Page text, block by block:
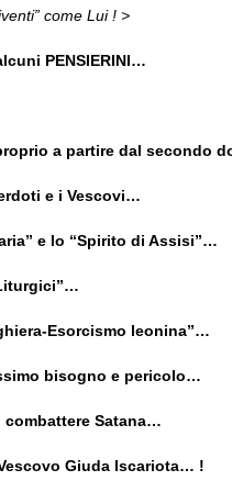
come Lui ! >
PENSIERINI…
a partire dal secondo
e i Vescovi…
e lo “Spirito di Assisi”…
Esorcismo leonina”…
bisogno e pericolo…
combattere Satana…
Giuda Iscariota… !